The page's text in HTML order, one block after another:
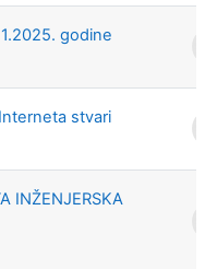
godine
stvari
INŽENJERSKA